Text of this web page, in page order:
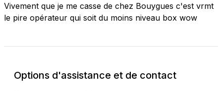
Vivement que je me casse de chez Bouygues c'est vrmt
le pire opérateur qui soit du moins niveau box wow
Options d'assistance et de contact